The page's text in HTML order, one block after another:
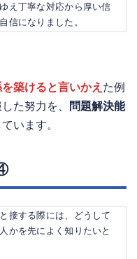
え丁寧な対応から厚い信
信になりました。
築けると言いかえ た例
た努力を、
問題解決能
います。
接する際には、どうして
かを先によく知りたいと